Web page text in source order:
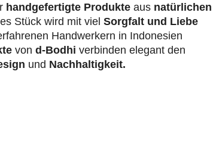
handgefertigte Produkte aus natürlichen
Stück wird mit viel Sorgfalt und Liebe
Handwerkern in Indonesien
von d-Bodhi verbinden elegant den
und Nachhaltigkeit.